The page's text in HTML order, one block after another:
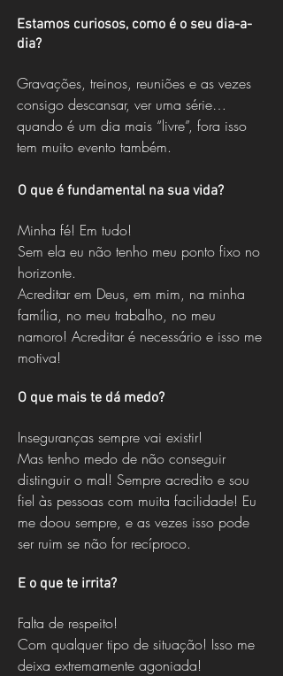
Estamos curiosos, como é o seu dia-a-
dia?
Gravações, treinos, reuniões e as vezes
consigo descansar, ver uma série…
quando é um dia mais “livre”, fora isso
tem muito evento também.
O que é fundamental na sua vida?
Minha fé! Em tudo!
Sem ela eu não tenho meu ponto fixo no
horizonte.
Acreditar em Deus, em mim, na minha
família, no meu trabalho, no meu
namoro! Acreditar é necessário e isso me
motiva!
O que mais te dá medo?
Inseguranças sempre vai existir!
Mas tenho medo de não conseguir
distinguir o mal! Sempre acredito e sou
fiel às pessoas com muita facilidade! Eu
me doou sempre, e as vezes isso pode
ser ruim se não for recíproco.
E o que te irrita?
Falta de respeito!
Com qualquer tipo de situação! Isso me
deixa extremamente agoniada!